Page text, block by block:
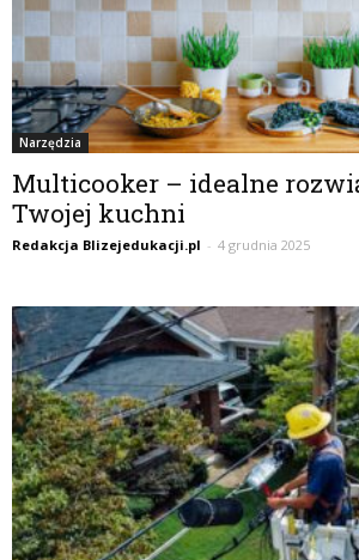
Narzędzia
Multicooker – idealne
Twojej kuchni
Redakcja Blizejedukacji.pl - 4 grudnia 2025